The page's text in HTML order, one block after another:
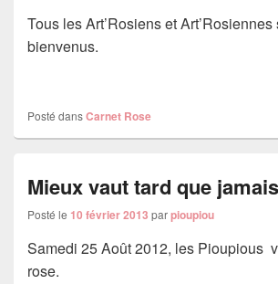
Tous les Art’Rosiens et
bienvenus.
Posté dansCarnet Rose
Mieux vaut tard que
Posté le 10 février 2013 parpioupiou
Samedi 25 Août 2012, les Pioupious
rose.